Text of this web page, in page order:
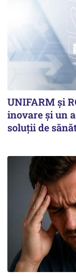
UNIFARM și
inovare și un
soluții de